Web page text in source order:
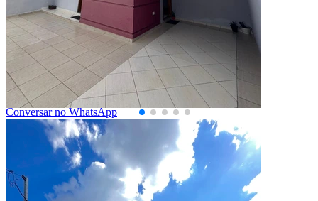
Ponta Grossa/PR
2073263.001
Quartos
1Suíte
1Vaga
112,32Área Privativa (m²)
Conversar no WhatsApp